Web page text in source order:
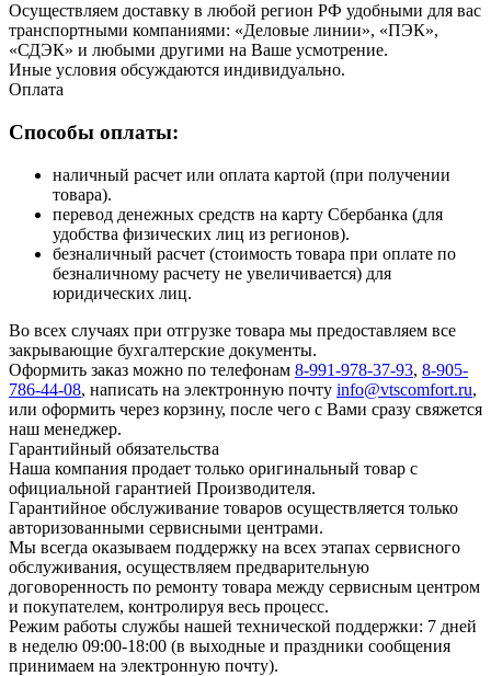
Осуществляем доставку в любой регион РФ удобными для вас
транспортными компаниями: «Деловые линии», «ПЭК»,
«СДЭК» и любыми другими на Ваше усмотрение.
Иные условия обсуждаются индивидуально.
Оплата
Способы оплаты:
наличный расчет или оплата картой (при получении
товара).
перевод денежных средств на карту Сбербанка (для
удобства физических лиц из регионов).
безналичный расчет (стоимость товара при оплате по
безналичному расчету не увеличивается) для
юридических лиц.
Во всех случаях при отгрузке товара мы предоставляем все
закрывающие бухгалтерские документы.
Оформить заказ можно по телефонам 8-991-978-37-93, 8-905-
786-44-08, написать на электронную почту info@vtscomfort.ru,
или оформить через корзину, после чего с Вами сразу свяжется
наш менеджер.
Гарантийный обязательства
Наша компания продает только оригинальный товар с
официальной гарантией Производителя.
Гарантийное обслуживание товаров осуществляется только
авторизованными сервисными центрами.
Мы всегда оказываем поддержку на всех этапах сервисного
обслуживания, осуществляем предварительную
договоренность по ремонту товара между сервисным центром
и покупателем, контролируя весь процесс.
Режим работы службы нашей технической поддержки: 7 дней
в неделю 09:00-18:00 (в выходные и праздники сообщения
принимаем на электронную почту).